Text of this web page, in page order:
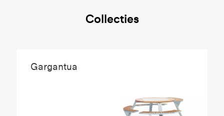
Collecties
Gargantua